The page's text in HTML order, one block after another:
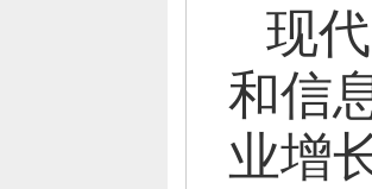
现
和信
业增